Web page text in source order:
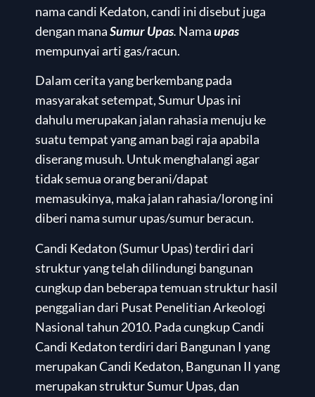
nama candi Kedaton, candi ini disebut juga
dengan manaSumur Upas. Namaupas
mempunyai arti gas/racun.
Dalam cerita yang berkembang pada
masyarakat setempat, Sumur Upas ini
dahulu merupakan jalan rahasia menuju ke
suatu tempat yang aman bagi raja apabila
diserang musuh. Untuk menghalangi agar
tidak semua orang berani/dapat
memasukinya, maka jalan rahasia/lorong ini
diberi nama sumur upas/sumur beracun.
Candi Kedaton (Sumur Upas) terdiri dari
struktur yang telah dilindungi bangunan
cungkup dan beberapa temuan struktur hasil
penggalian dari Pusat Penelitian Arkeologi
Nasional tahun 2010. Pada cungkup Candi
Candi Kedaton terdiri dari Bangunan I yang
merupakan Candi Kedaton, Bangunan II yang
merupakan struktur Sumur Upas, dan